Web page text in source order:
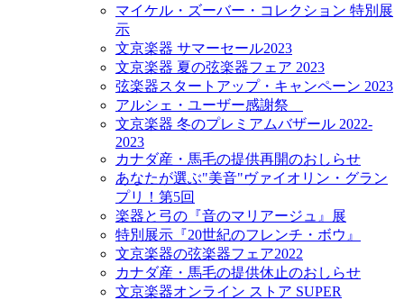
マイケル・ズーバー・コレクション 特別展
示
文京楽器 サマーセール2023
文京楽器 夏の弦楽器フェア 2023
弦楽器スタートアップ・キャンペーン 2023
アルシェ・ユーザー感謝祭
文京楽器 冬のプレミアムバザール 2022-
2023
カナダ産・馬毛の提供再開のおしらせ
あなたが選ぶ"美音"ヴァイオリン・グラン
プリ！第5回
楽器と弓の『音のマリアージュ』展
特別展示『20世紀のフレンチ・ボウ』
文京楽器の弦楽器フェア2022
カナダ産・馬毛の提供休止のおしらせ
文京楽器オンライン ストア SUPER